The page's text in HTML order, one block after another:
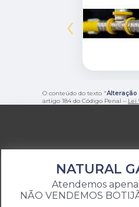
‹
O conteúdo do texto "Alteração
artigo 184 do Código Penal – Lei
NATURAL
Atendemos
NÃO VENDEMOS